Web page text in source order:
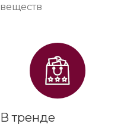
веществ
В тренде